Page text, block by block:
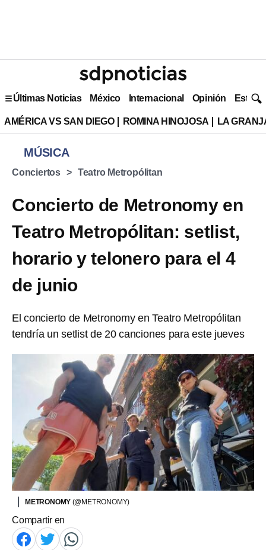
Últimas Noticias México Internacional Opinión Estilo
AMÉRICA VS SAN DIEGO ROMINA HINOJOSA LA
MÚSICA
Conciertos Teatro Metropólitan
Concierto de Metronomy en
Teatro Metropólitan: setlist,
horario y telonero para el 4
de junio
El concierto de Metronomy en Teatro Metropólitan
tendría un setlist de 20 canciones para este jueves
METRONOMY (@METRONOMY)
Compartir en